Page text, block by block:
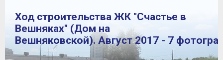
Ход строительства ЖК "Счастье в
Вешняках" (Дом на
Вешняковской). Август 2017 - 7